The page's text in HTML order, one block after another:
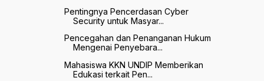
Pentingnya Pencerdasan Cyber
Security untuk Masyar...
Pencegahan dan Penanganan Hukum
Mengenai Penyebara...
Mahasiswa KKN UNDIP Memberikan
Edukasi terkait Pen...